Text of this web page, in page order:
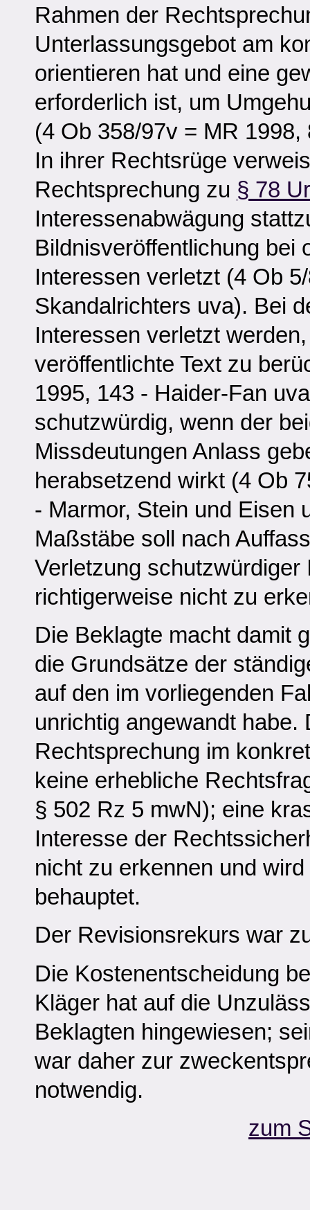
Rahmen der
Unterlassungsgebot am
orientieren hat und eine
erforderlich ist, um
(4 Ob 358/97v = MR
In ihrer Rechtsrüge
Rechtsprechung zu § 78
Interessenabwägung
Bildnisveröffentlichung bei
Interessen verletzt (4 Ob
Skandalrichters uva). Bei
Interessen verletzt
veröffentlichte Text zu
1995, 143 - Haider-Fan
schutzwürdig, wenn der
Missdeutungen Anlass
herabsetzend wirkt (4 Ob
- Marmor, Stein und Eisen
Maßstäbe soll nach
Verletzung
richtigerweise nicht zu
Die Beklagte macht damit
die Grundsätze der
auf den im vorliegenden
unrichtig angewandt habe.
Rechtsprechung im
keine erhebliche
§ 502 Rz 5 mwN); eine
Interesse der
nicht zu erkennen und
behauptet.
Der Revisionsrekurs war
Die Kostenentscheidung
Kläger hat auf die
Beklagten hingewiesen;
war daher zur
notwendig.
zum